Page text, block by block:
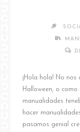
¡Hola hola! No
Halloween, o
manualidades
hacer
pasamos genial